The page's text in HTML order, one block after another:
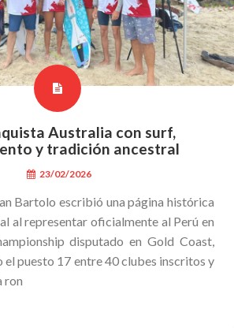
Australia con surf,
y tradición ancestral
23/02/2026
Bartolo escribió una página histórica
al representar oficialmente al Perú en
disputado en Gold Coast,
el puesto 17 entre 40 clubes inscritos y
ron